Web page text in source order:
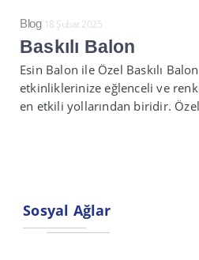
Blog 18 Şubat 2025
Baskılı Balon
Esin Balon ile Özel Baskılı
etkinliklerinize eğlenceli ve
en etkili yollarından biridir.
Sosyal Ağlar